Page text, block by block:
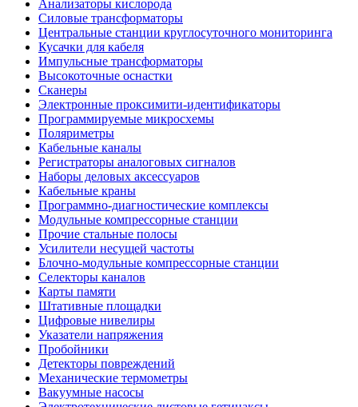
Анализаторы кислорода
Силовые трансформаторы
Центральные станции круглосуточного мониторинга
Кусачки для кабеля
Импульсные трансформаторы
Высокоточные оснастки
Сканеры
Электронные проксимити-идентификаторы
Программируемые микросхемы
Поляриметры
Кабельные каналы
Регистраторы аналоговых сигналов
Наборы деловых аксессуаров
Кабельные краны
Программно-диагностические комплексы
Модульные компрессорные станции
Прочие стальные полосы
Усилители несущей частоты
Блочно-модульные компрессорные станции
Селекторы каналов
Карты памяти
Штативные площадки
Цифровые нивелиры
Указатели напряжения
Пробойники
Детекторы повреждений
Механические термометры
Вакуумные насосы